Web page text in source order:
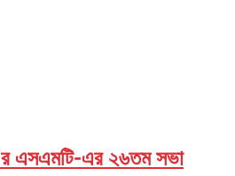
এসএমটি-এর ২৬তম সভা